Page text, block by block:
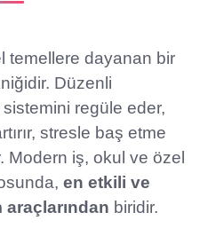
temellere dayanan bir
Düzenli
sistemini regüle eder,
stresle baş etme
Modern iş, okul ve özel
en etkili ve
biridir.